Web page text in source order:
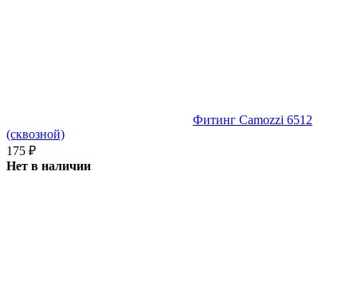
Фитинг Camozzi 6512
(сквозной)
175 ₽
Нет в наличии